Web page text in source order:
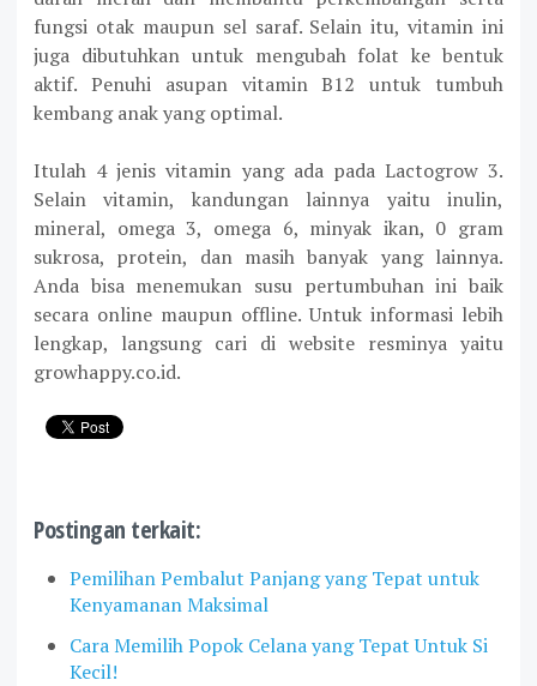
fungsi otak maupun sel saraf. Selain itu, vitamin ini
juga dibutuhkan untuk mengubah folat ke bentuk
aktif. Penuhi asupan vitamin B12 untuk tumbuh
kembang anak yang optimal.
Itulah 4 jenis vitamin yang ada pada Lactogrow 3.
Selain vitamin, kandungan lainnya yaitu inulin,
mineral, omega 3, omega 6, minyak ikan, 0 gram
sukrosa, protein, dan masih banyak yang lainnya.
Anda bisa menemukan susu pertumbuhan ini baik
secara online maupun offline. Untuk informasi lebih
lengkap, langsung cari di website resminya yaitu
growhappy.co.id.
Postingan terkait:
Pemilihan Pembalut Panjang yang Tepat untuk
Kenyamanan Maksimal
Cara Memilih Popok Celana yang Tepat Untuk Si
Kecil!